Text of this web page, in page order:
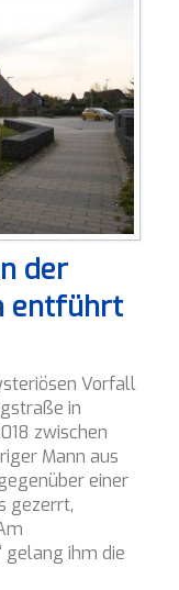
der
entführt
Vorfall
in
zwischen
Mann aus
einer
gezerrt,
gelang ihm die